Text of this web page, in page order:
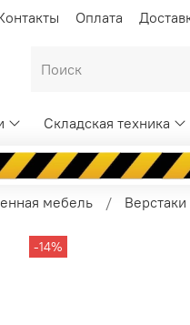
Оплата
Складская техника
мебель
-14%